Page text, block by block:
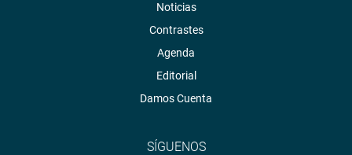
Noticias
Contrastes
Agenda
Editorial
Damos Cuenta
SÍGUENOS